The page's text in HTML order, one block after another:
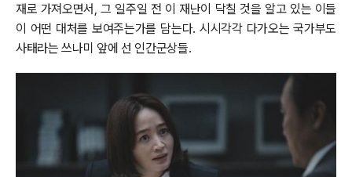
재로 가져오면서, 그 일주일 전 이 재난이 닥칠 것을 알고 있는 이들
이 어떤 대처를 보여주는가를 담는다. 시시각각 다가오는 국가부도
사태라는 쓰나미 앞에 선 인간군상들.